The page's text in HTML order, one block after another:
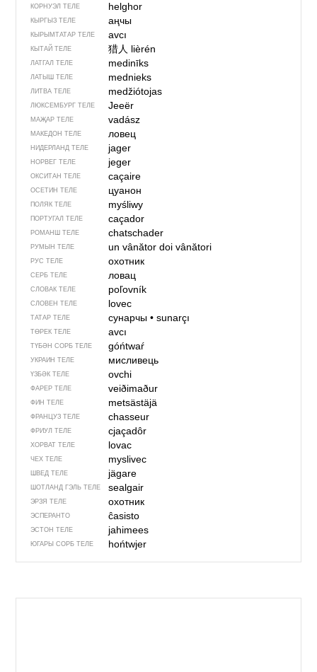
КОРНУЭЛ ТЕЛЕ helghor
КЫРГЫЗ ТЕЛЕ аңчы
КЫРЫМТАТАР ТЕЛЕ avcı
КЫТАЙ ТЕЛЕ 猎人 lièrén
ЛАТГАЛ ТЕЛЕ medinīks
ЛАТЫШ ТЕЛЕ mednieks
ЛИТВА ТЕЛЕ medžiótojas
ЛЮКСЕМБУРГ ТЕЛЕ Jeeër
МАҖАР ТЕЛЕ vadász
МАКЕДОН ТЕЛЕ ловец
НИДЕРЛАНД ТЕЛЕ jager
НОРВЕГ ТЕЛЕ jeger
ОКСИТАН ТЕЛЕ caçaire
ОСЕТИН ТЕЛЕ цуанон
ПОЛЯК ТЕЛЕ myśliwy
ПОРТУГАЛ ТЕЛЕ caçador
РОМАНШ ТЕЛЕ chatschader
РУМЫН ТЕЛЕ un vânătordoi vânători
РУС ТЕЛЕ охотник
СЕРБ ТЕЛЕ ловац
СЛОВАК ТЕЛЕ poľovník
СЛОВЕН ТЕЛЕ lovec
ТАТАР ТЕЛЕ сунарчы• sunarçı
ТӨРЕК ТЕЛЕ avcı
ТҮБӘН СОРБ ТЕЛЕ góńtwaŕ
УКРАИН ТЕЛЕ мисливець
ҮЗБӘК ТЕЛЕ ovchi
ФАРЕР ТЕЛЕ veiðimaður
ФИН ТЕЛЕ metsästäjä
ФРАНЦУЗ ТЕЛЕ chasseur
ФРИУЛ ТЕЛЕ cjaçadôr
ХОРВАТ ТЕЛЕ lovac
ЧЕХ ТЕЛЕ myslivec
ШВЕД ТЕЛЕ jägare
ШОТЛАНД ГЭЛЬ ТЕЛЕ sealgair
ЭРЗЯ ТЕЛЕ охотник
ЭСПЕРАНТО ĉasisto
ЭСТОН ТЕЛЕ jahimees
ЮГАРЫ СОРБ ТЕЛЕ hońtwjer